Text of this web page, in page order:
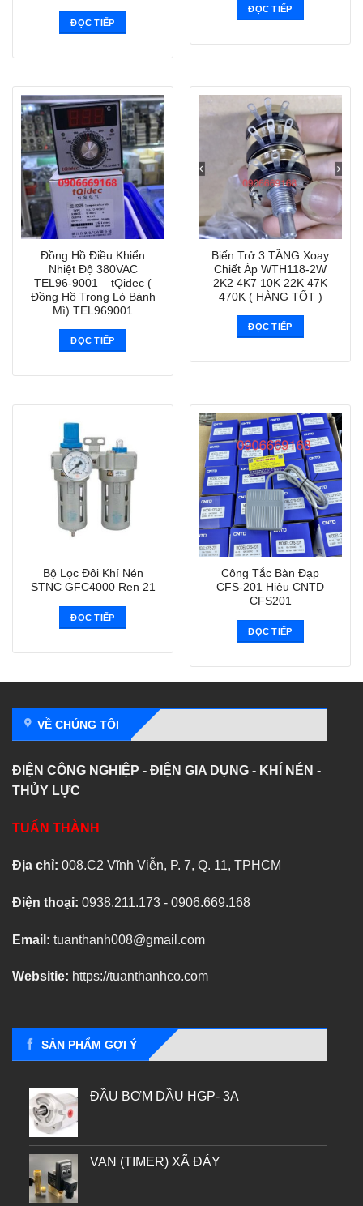
ĐỌC TIẾP
ĐỌC TIẾP
Đồng Hồ Điều Khiển
Nhiệt Độ 380VAC
TEL96-9001 – tQidec (
Đồng Hồ Trong Lò Bánh
Mì) TEL969001
ĐỌC TIẾP
Biến Trở 3 TẦNG Xoay
Chiết Áp WTH118-2W
2K2 4K7 10K 22K 47K
470K ( HÀNG TỐT )
ĐỌC TIẾP
Bộ Lọc Đôi Khí Nén
STNC GFC4000 Ren 21
ĐỌC TIẾP
Công Tắc Bàn Đạp
CFS-201 Hiệu CNTD
CFS201
ĐỌC TIẾP
VỀ CHÚNG TÔI
ĐIỆN CÔNG NGHIỆP - ĐIỆN GIA DỤNG - KHÍ NÉN -
THỦY LỰC
TUẤN THÀNH
Địa chỉ: 008.C2 Vĩnh Viễn, P. 7, Q. 11, TPHCM
Điện thoại: 0938.211.173 - 0906.669.168
Email: tuanthanh008@gmail.com
Websitie: https://tuanthanhco.com
SẢN PHẨM GỢI Ý
ĐẦU BƠM DẦU HGP- 3A
VAN (TIMER) XÃ ĐÁY